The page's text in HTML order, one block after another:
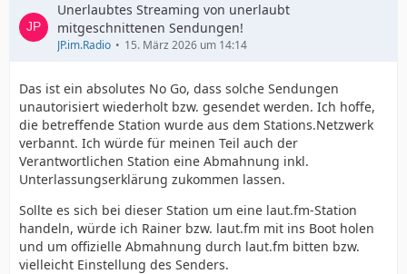
Unerlaubtes Streaming von unerlaubt
mitgeschnittenen Sendungen!
JP.im.Radio 15. März 2026 um 14:14
Das ist ein absolutes No Go, dass solche Sendungen
unautorisiert wiederholt bzw. gesendet werden. Ich hoffe,
die betreffende Station wurde aus dem Stations.Netzwerk
verbannt. Ich würde für meinen Teil auch der
Verantwortlichen Station eine Abmahnung inkl.
Unterlassungserklärung zukommen lassen.
Sollte es sich bei dieser Station um eine laut.fm-Station
handeln, würde ich Rainer bzw. laut.fm mit ins Boot holen
und um offizielle Abmahnung durch laut.fm bitten bzw.
vielleicht Einstellung des Senders.